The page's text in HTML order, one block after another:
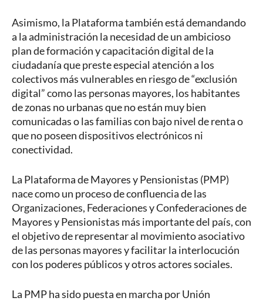
Asimismo, la Plataforma también está demandando
a la administración la necesidad de un ambicioso
plan de formación y capacitación digital de la
ciudadanía que preste especial atención a los
colectivos más vulnerables en riesgo de “exclusión
digital” como las personas mayores, los habitantes
de zonas no urbanas que no están muy bien
comunicadas o las familias con bajo nivel de renta o
que no poseen dispositivos electrónicos ni
conectividad.
La Plataforma de Mayores y Pensionistas (PMP)
nace como un proceso de confluencia de las
Organizaciones, Federaciones y Confederaciones de
Mayores y Pensionistas más importante del país, con
el objetivo de representar al movimiento asociativo
de las personas mayores y facilitar la interlocución
con los poderes públicos y otros actores sociales.
La PMP ha sido puesta en marcha por Unión